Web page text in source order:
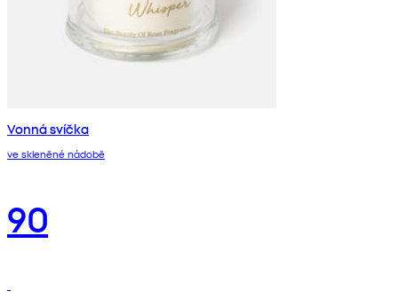
Vonná svíčka
ve skleněné nádobě
90